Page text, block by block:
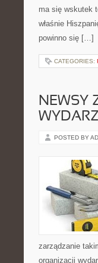
ma się wskutek
właśnie
powinno się […]
CATEGORIES:
NEWSY
POSTED BY
zarządzanie
organizacji